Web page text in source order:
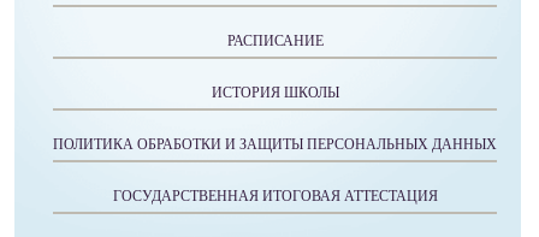
РАСПИСАНИЕ
ИСТОРИЯ ШКОЛЫ
ПОЛИТИКА ОБРАБОТКИ И ЗАЩИТЫ ПЕРСОНАЛЬНЫХ ДАННЫХ
ГОСУДАРСТВЕННАЯ ИТОГОВАЯ АТТЕСТАЦИЯ